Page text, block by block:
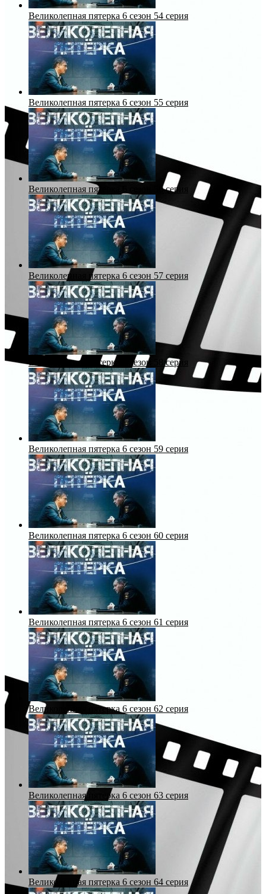
Великолепная пятерка 6 сезон 54 серия
Великолепная пятерка 6 сезон 55 серия
Великолепная пятерка 6 сезон 56 серия
Великолепная пятерка 6 сезон 57 серия
Великолепная пятерка 6 сезон 58 серия
Великолепная пятерка 6 сезон 59 серия
Великолепная пятерка 6 сезон 60 серия
Великолепная пятерка 6 сезон 61 серия
Великолепная пятерка 6 сезон 62 серия
Великолепная пятерка 6 сезон 63 серия
Великолепная пятерка 6 сезон 64 серия